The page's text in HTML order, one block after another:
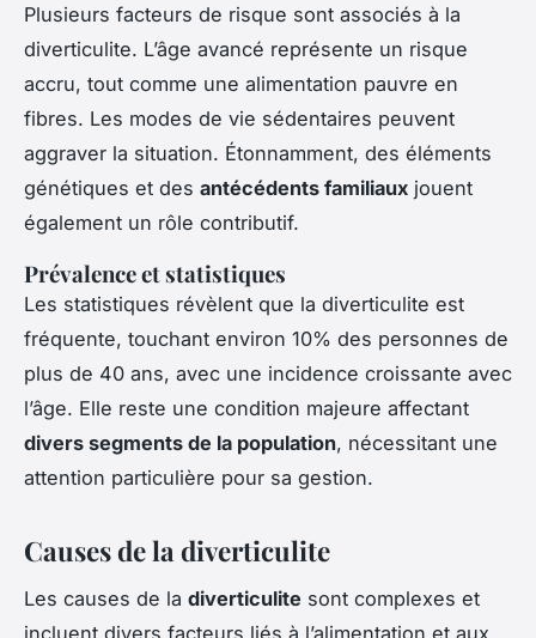
Plusieurs facteurs de risque sont associés à la
diverticulite. L’âge avancé représente un risque
accru, tout comme une alimentation pauvre en
fibres. Les modes de vie sédentaires peuvent
aggraver la situation. Étonnamment, des éléments
génétiques et des antécédents familiaux jouent
également un rôle contributif.
Prévalence et statistiques
Les statistiques révèlent que la diverticulite est
fréquente, touchant environ 10% des personnes de
plus de 40 ans, avec une incidence croissante avec
l’âge. Elle reste une condition majeure affectant
divers segments de la population, nécessitant une
attention particulière pour sa gestion.
Causes de la diverticulite
Les causes de la diverticulite sont complexes et